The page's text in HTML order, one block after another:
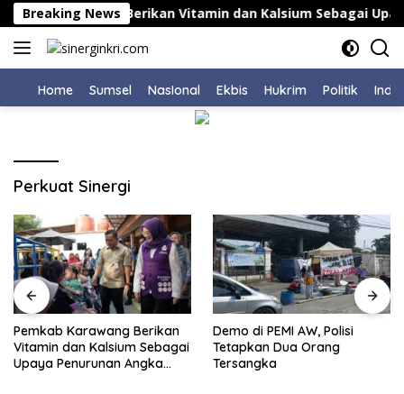
Langsung
ke
konten
Breaking News
Karawang Berikan Vitamin dan Kalsium Sebagai
Home Sumsel NasIonal Ekbis Hukrim Politik
Perkuat Sinergi
Pemkab Karawang Berikan
Vitamin dan Kalsium Sebagai
Upaya Penurunan Angka
Demo di PEMI AW, Polisi
Tetapkan Dua Orang
Tersangka